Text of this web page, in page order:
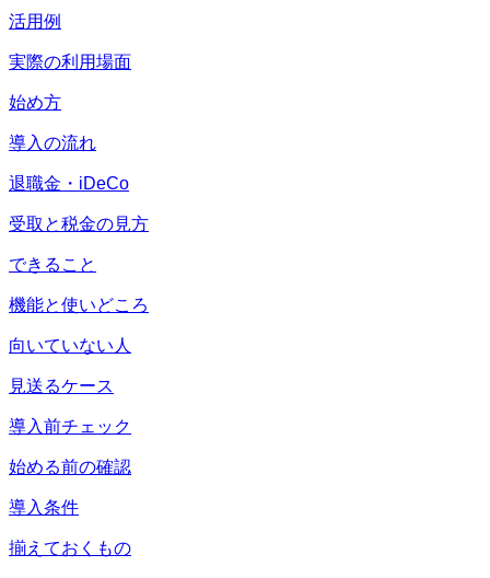
活用例
実際の利用場面
始め方
導入の流れ
退職金・iDeCo
受取と税金の見方
できること
機能と使いどころ
向いていない人
見送るケース
導入前チェック
始める前の確認
導入条件
揃えておくもの